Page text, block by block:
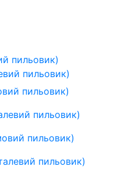
пильовик)
пильовик)
пильовик)
пильовик)
пильовик)
пильовик)